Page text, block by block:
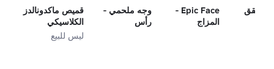
التحقق
Epic Face -
المزاج
وجه ملحمي -
رأس
قميص ماكدونالدز
الكلاسيكي
ليس للبيع